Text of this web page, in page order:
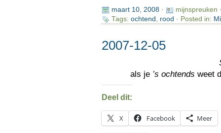
maart 10, 2008·
mijnspreuken
Tags: ochtend , rood · Posted in:
2007-12-05
als je ’s ochtends weet
Deel dit:
X Facebook Meer